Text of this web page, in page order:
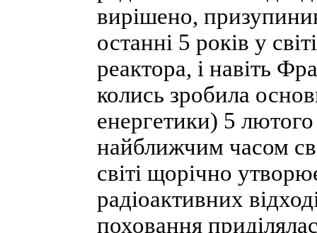
вирішено,
останні 5 років у
реактора, і навіть
колись зробила
енергетики) 5
найближчим часом
світі щорічно
радіоактивних
поховання